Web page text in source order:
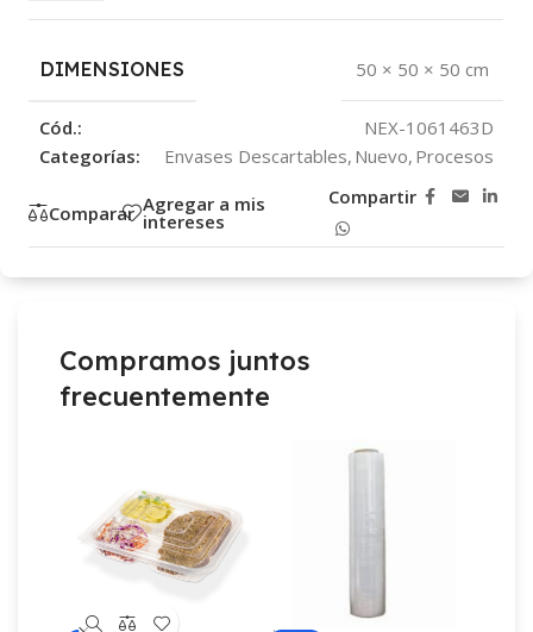
DIMENSIONES 50 × 50 × 50 cm
Cód.:
NEX-1061463D
Categorías:
Envases Descartables, Nuevo, Procesos
Comparar Agregar a mis
intereses
Compartir
Compramos juntos
frecuentemente